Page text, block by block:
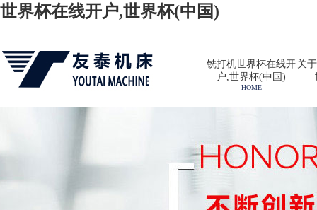
世界杯在线开户,世界杯(中国)
铣打机世界杯在线开
户,世界杯(中国)
HOME
关